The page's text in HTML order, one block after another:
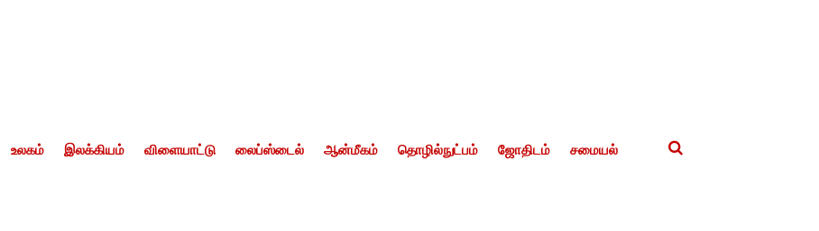
உலகம் இலக்கியம் விளையாட்டு லைப்ஸ்டைல் ஆன்மீகம் தொழில்நுட்பம் ஜோதிடம் சமையல்